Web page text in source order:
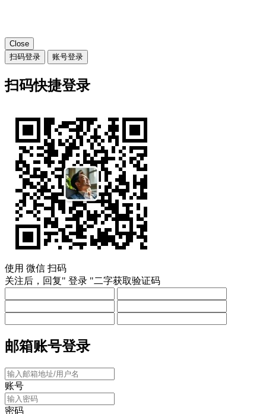
Close
扫码登录
账号登录
扫码快捷登录
使用 微信 扫码
关注后，回复" 登录 "二字获取验证码
邮箱账号登录
账号
密码